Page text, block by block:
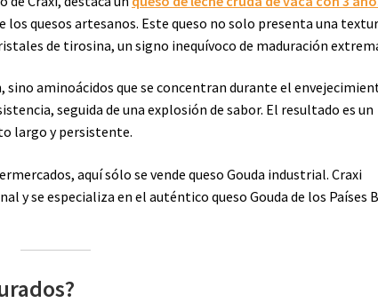
los quesos artesanos. Este queso no solo presenta una
de tirosina, un signo inequívoco de maduración
sino aminoácidos que se concentran durante el
seguida de una explosión de sabor. El resultado es un
largo y persistente.
aquí sólo se vende queso Gouda industrial. Craxi
y se especializa en el auténtico queso Gouda de los Países